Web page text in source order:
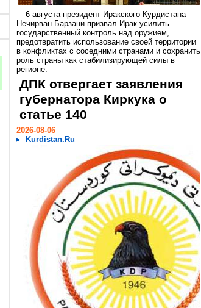
6 августа президент Иракского Курдистана
Нечирван Барзани призвал Ирак усилить
государственный контроль над оружием,
предотвратить использование своей территории
в конфликтах с соседними странами и сохранить
роль страны как стабилизирующей силы в
регионе.
ДПК отвергает заявления
губернатора Киркука о
статье 140
2026-08-06
Kurdistan.Ru